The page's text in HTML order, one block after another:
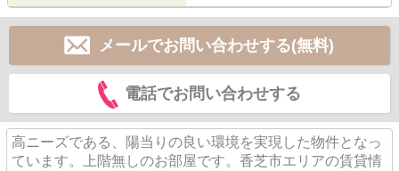
メールでお問い合わせする(無料)
電話でお問い合わせする
高ニーズである、陽当りの良い環境を実現した物件となっ
ています。上階無しのお部屋です。香芝市エリアの賃貸情